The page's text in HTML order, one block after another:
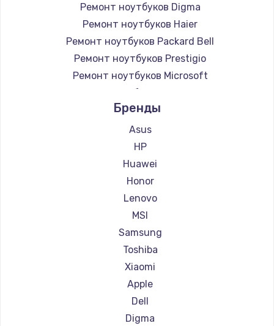
Ремонт ноутбуков Digma
Ремонт ноутбуков Haier
Ремонт ноутбуков Packard Bell
Ремонт ноутбуков Prestigio
Ремонт ноутбуков Microsoft
Ремонт ноутбуков Alienware
Ремонт ноутбуков Aquarius
Ремонт ноутбуков Gigabyte
Ремонт ноутбуков Aorus
Ремонт ноутбуков Maibenben
Ремонт ноутбуков Getac
Ремонт ноутбуков Epson
Ремонт ноутбуков Philips
Ремонт ноутбуков LG
Ремонт ноутбуков Panasonic
Ремонт ноутбуков Irbis
Ремонт ноутбуков Thunderobot
Ремонт ноутбуков Hasee
Ремонт ноутбуков ZTE
Бренды
Asus
HP
Huawei
Honor
Lenovo
MSI
Samsung
Toshiba
Xiaomi
Apple
Dell
Digma